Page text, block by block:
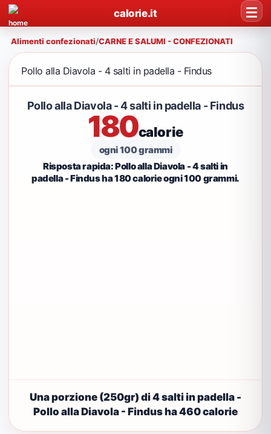
calorie.it
Alimenti confezionati/CARNE E SALUMI - CONFEZIONATI
Pollo alla Diavola - 4 salti in padella - Findus
Pollo alla Diavola - 4 salti in padella - Findus
180calorie
ogni 100 grammi
Risposta rapida: Pollo alla Diavola - 4 salti in
padella - Findus ha 180 calorie ogni 100 grammi.
Una porzione (250gr) di 4 salti in padella -
Pollo alla Diavola - Findus ha 460 calorie